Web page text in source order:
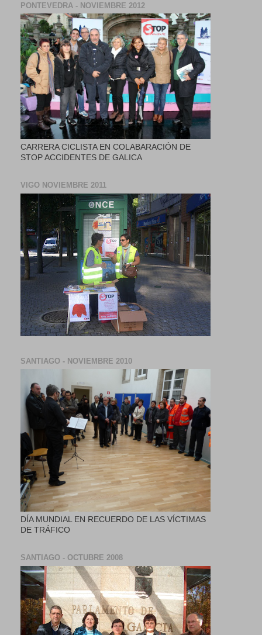
PONTEVEDRA - NOVIEMBRE 2012
CARRERA CICLISTA EN COLABARACIÓN DE
STOP ACCIDENTES DE GALICA
VIGO NOVIEMBRE 2011
SANTIAGO - NOVIEMBRE 2010
DÍA MUNDIAL EN RECUERDO DE LAS VÍCTIMAS
DE TRÁFICO
SANTIAGO - OCTUBRE 2008